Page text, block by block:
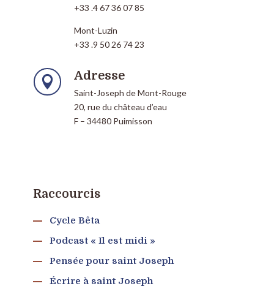
+33 .4 67 36 07 85
Mont-Luzin
+33 .9 50 26 74 23
 Adresse
Saint-Joseph de Mont-Rouge
20, rue du château d’eau
F – 34480 Puimisson
Raccourcis
Cycle Bêta
Podcast « Il est midi »
Pensée pour saint Joseph
Écrire à saint Joseph